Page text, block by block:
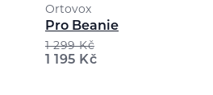
Ortovox
Pro Beanie
1 299Kč
1 195 Kč